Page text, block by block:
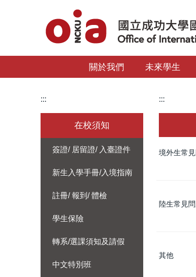
內
區
關於我們 未來學生
:::
在校須知
簽證/ 居留證/ 入臺證件
新生入學手冊/入境指南
註冊/ 報到/ 體檢
學生保險
轉系/選課須知及請假
中文特別班
:::
境外生常
陸生常見
其他